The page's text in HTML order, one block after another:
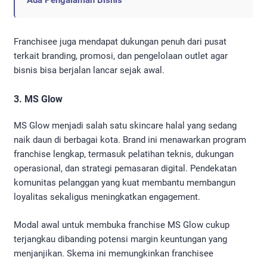
Franchisee juga mendapat dukungan penuh dari pusat
terkait branding, promosi, dan pengelolaan outlet agar
bisnis bisa berjalan lancar sejak awal.
3. MS Glow
MS Glow menjadi salah satu skincare halal yang sedang
naik daun di berbagai kota. Brand ini menawarkan program
franchise lengkap, termasuk pelatihan teknis, dukungan
operasional, dan strategi pemasaran digital. Pendekatan
komunitas pelanggan yang kuat membantu membangun
loyalitas sekaligus meningkatkan engagement.
Modal awal untuk membuka franchise MS Glow cukup
terjangkau dibanding potensi margin keuntungan yang
menjanjikan. Skema ini memungkinkan franchisee